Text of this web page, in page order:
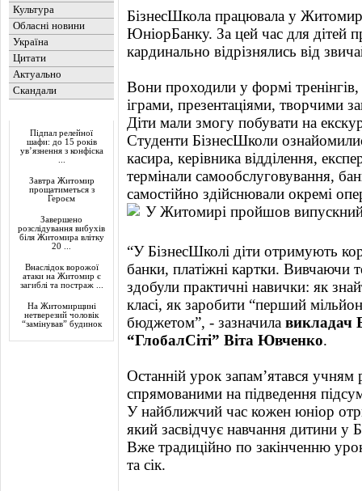
Культура
Обласні новини
Україна
Цитати
Актуально
Скандали
Підпал релейної
шафи: до 15 років
ув’язнення з конфіска
Завтра Житомир
прощатиметься з
Героєм
Завершено
розслідування вибухів
біля Житомира влітку
20 ...
Внаслідок ворожої
атаки на Житомир є
загиблі та постраж ...
На Житомирщині
нетверезий чоловік
“замінував” будинок
БізнесШкола працювала у
ЮніорБанку. За цей час для дітей
кардинально відрізнялись від
Вони проходили у формі
іграми, презентаціями, творчими
Діти мали змогу побувати на
Студенти БізнесШколи
касира, керівника відділення,
термінали самообслуговування,
самостійно здійснювали окремі
“У БізнесШколі діти отримують
банки, платіжні картки. Вивчаючи
здобули практичні навички: як
класі, як заробити “перший
бюджетом”, - зазначила викладач
“ГлобалСіті” Віта Ювченко.
Останній урок запам’ятався
спрямованими на підведення
У найближчий час кожен юніор
який засвідчує навчання дитини у
Вже традиційно по закінченню
та сік.